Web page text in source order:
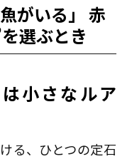
がいる」―― 赤
選ぶとき
小さなルア
る、ひとつの定石